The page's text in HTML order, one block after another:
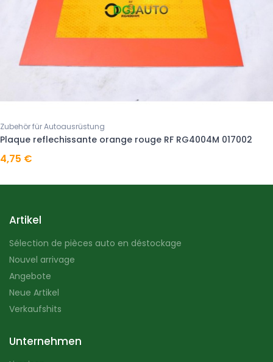
Zubehör für Autoausrüstung
Plaque reflechissante orange rouge RF RG4004M 017002
4,75 €
Artikel
Sélection de pièces auto en déstockage
Nouvel arrivage
Angebote
Neue Artikel
Verkaufshits
Unternehmen